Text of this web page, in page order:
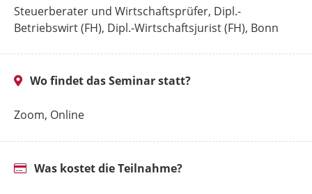
Steuerberater und Wirtschaftsprüfer, Dipl.-
Betriebswirt (FH), Dipl.-Wirtschaftsjurist (FH), Bonn
Wo findet das Seminar statt?
Zoom, Online
Was kostet die Teilnahme?